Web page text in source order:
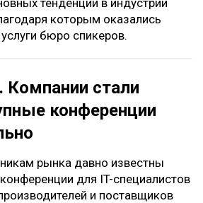
тенденции в индустрии
которым оказались
бюро спикеров.
Компании стали
конференции
рынка давно известны
для IT-специалистов
и поставщиков